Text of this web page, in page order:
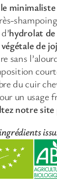
g
:
hydrolat de
de
sans
du cuir
un usage
notre